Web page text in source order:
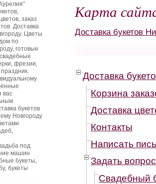
Карта
Доставка букетов
Доставка
Корзина
Доставка
Контакты
Написать
Задать вопрос
Свадебный
заказ
Доставка
Цветы
по
готовые
фрезии,
вас
букетов
Новгороду
под
машин
букеты,
букеты